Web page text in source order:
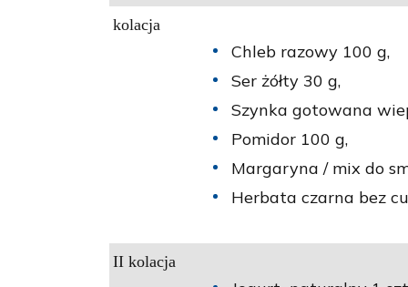
kolacja
Chleb razowy 100 g,
Ser żółty 30 g,
Szynka gotowana
Pomidor 100 g,
Margaryna / mix do
Herbata czarna bez
II kolacja